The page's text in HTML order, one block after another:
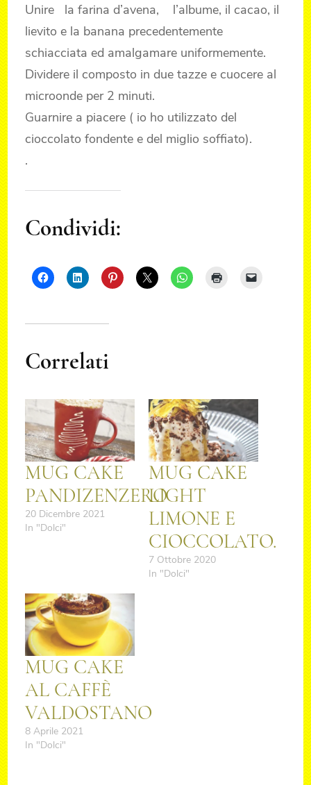
Unire la farina d’avena, l’albume, il cacao, il
lievito e la banana precedentemente
schiacciata ed amalgamare uniformemente.
Dividere il composto in due tazze e cuocere al
microonde per 2 minuti.
Guarnire a piacere ( io ho utilizzato del
cioccolato fondente e del miglio soffiato).
.
Condividi:
Correlati
MUG CAKE
PANDIZENZERO
20 Dicembre 2021
In "Dolci"
MUG CAKE
LIGHT
LIMONE E
CIOCCOLATO.
7 Ottobre 2020
In "Dolci"
MUG CAKE
AL CAFFÈ
VALDOSTANO
8 Aprile 2021
In "Dolci"